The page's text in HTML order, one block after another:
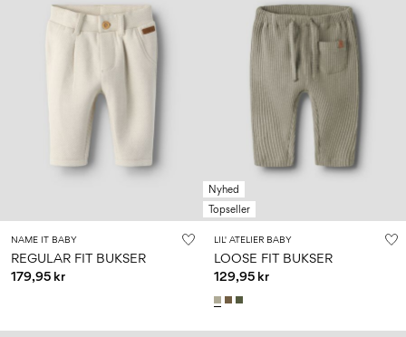
NAME IT BABY
REGULAR FIT BUKSER
179,95 kr
Nyhed
Topseller
LIL' ATELIER BABY
LOOSE FIT BUKSER
129,95 kr